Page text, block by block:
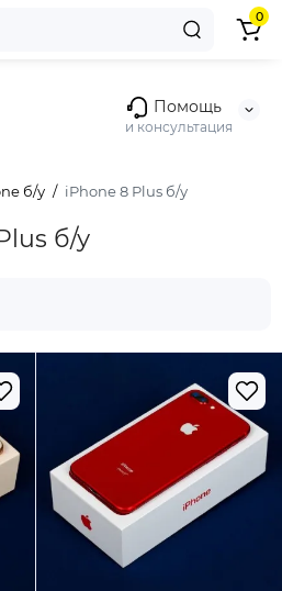
Помощь
и консультация
0
б/у iPhone 8 Plus б/у
б/у